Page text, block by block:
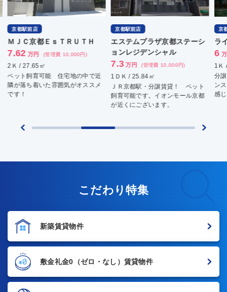
京都駅前店
ＭＪＣ京都ＥｓＴＲＵＴＨ
7.62 万円 (管理費 10,000円)
2Ｋ / 27.65㎡
ペット飼育可能 住宅地の中で近
隣が落ち着いた雰囲気がオススメ
です！
京都駅前店
エステムプラザ京都ステーシ
ョンレジデンシャル
7.3 万円 (管理費 10,000円)
1ＤＫ / 25.84㎡
ＪＲ京都駅・分譲賃貸！ ペット
飼育可能です。イオンモール京都
が近くにございます。
京
ラ
6
1Ｋ
分
ン
感
こだわり特集
新築賃貸物件
敷金礼金0 （ゼロ・なし）賃貸物件